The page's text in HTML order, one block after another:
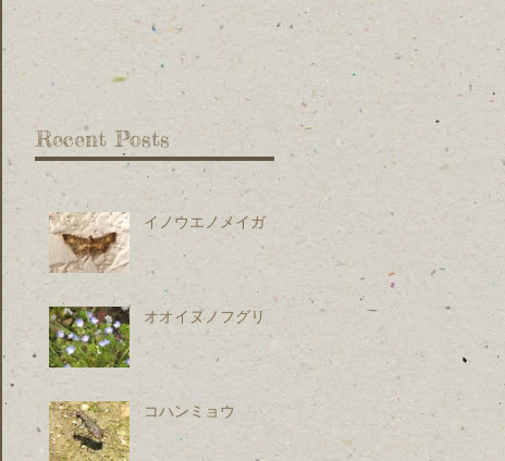
Recent Posts
イノウエノメイガ
オオイヌノフグリ
コハンミョウ